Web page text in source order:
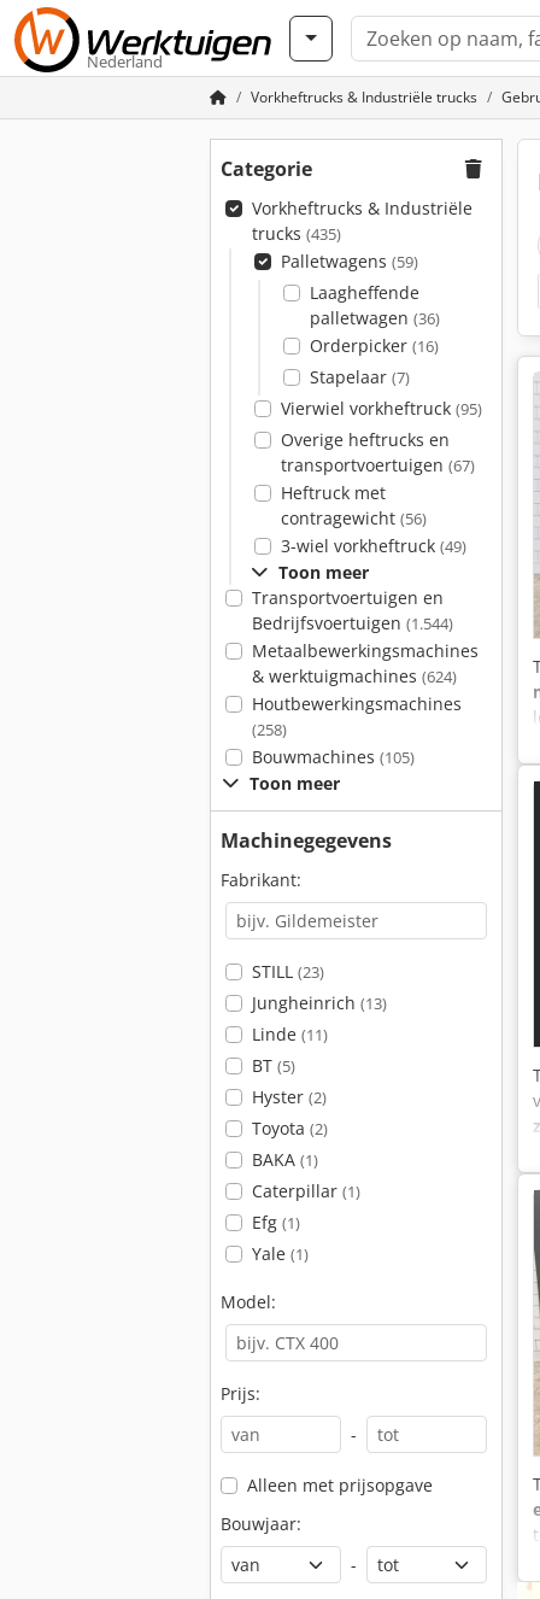
Nederland
Vorkheftrucks & Industriële trucks
Categorie
Vorkheftrucks & Industriële
trucks (435)
Palletwagens (59)
Laagheffende
palletwagen (36)
Orderpicker (16)
Stapelaar (7)
Vierwiel vorkheftruck (95)
Overige heftrucks en
transportvoertuigen (67)
Heftruck met
contragewicht (56)
3-wiel vorkheftruck (49)
Toon meer
Transportvoertuigen en
Bedrijfsvoertuigen (1.544)
Metaalbewerkingsmachines
& werktuigmachines (624)
Houtbewerkingsmachines
(258)
Bouwmachines (105)
Toon meer
Machinegegevens
Fabrikant:
STILL (23)
Jungheinrich (13)
Linde (11)
BT (5)
Hyster (2)
Toyota (2)
BAKA (1)
Caterpillar (1)
Efg (1)
Yale (1)
Model:
Prijs:
-
Alleen met prijsopgave
Bouwjaar:
-